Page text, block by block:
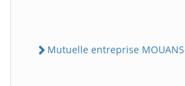
Mutuelle entreprise